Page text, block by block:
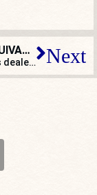
ARTICLE SUIVANT
À Hyères, les dealers marseillais interdits de séjour… par arrêté préfectoral ! Next